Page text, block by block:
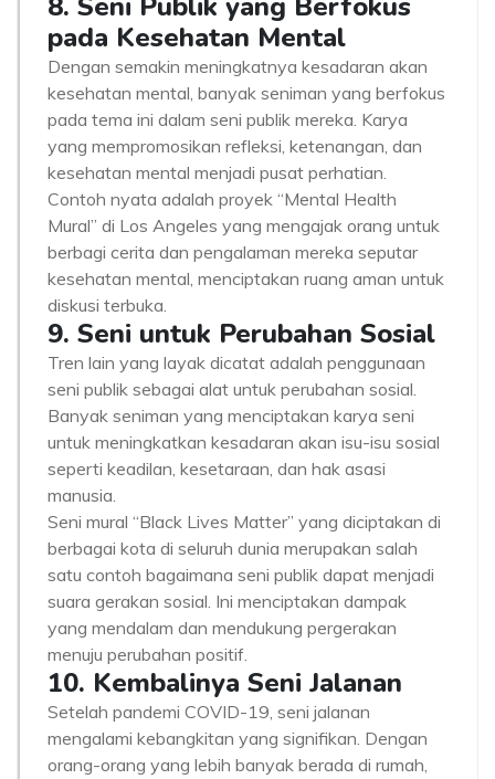
pada Kesehatan Mental
Dengan semakin meningkatnya kesadaran akan
kesehatan mental, banyak seniman yang berfokus
pada tema ini dalam seni publik mereka. Karya
yang mempromosikan refleksi, ketenangan, dan
kesehatan mental menjadi pusat perhatian.
Contoh nyata adalah proyek “Mental Health
Mural” di Los Angeles yang mengajak orang untuk
berbagi cerita dan pengalaman mereka seputar
kesehatan mental, menciptakan ruang aman untuk
diskusi terbuka.
9. Seni untuk Perubahan Sosial
Tren lain yang layak dicatat adalah penggunaan
seni publik sebagai alat untuk perubahan sosial.
Banyak seniman yang menciptakan karya seni
untuk meningkatkan kesadaran akan isu-isu sosial
seperti keadilan, kesetaraan, dan hak asasi
manusia.
Seni mural “Black Lives Matter” yang diciptakan di
berbagai kota di seluruh dunia merupakan salah
satu contoh bagaimana seni publik dapat menjadi
suara gerakan sosial. Ini menciptakan dampak
yang mendalam dan mendukung pergerakan
menuju perubahan positif.
10. Kembalinya Seni Jalanan
Setelah pandemi COVID-19, seni jalanan
mengalami kebangkitan yang signifikan. Dengan
orang-orang yang lebih banyak berada di rumah,